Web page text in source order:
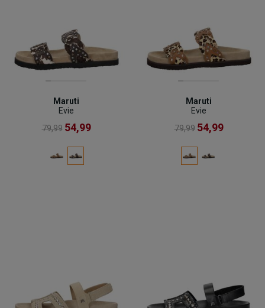
Maruti
Evie
79,99 54,99
Maruti
Evie
79,99 54,99